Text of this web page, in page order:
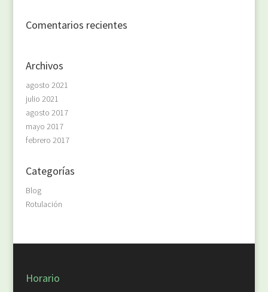
Comentarios recientes
Archivos
agosto 2021
julio 2021
agosto 2017
mayo 2017
febrero 2017
Categorías
Blog
Rotulación
Horario